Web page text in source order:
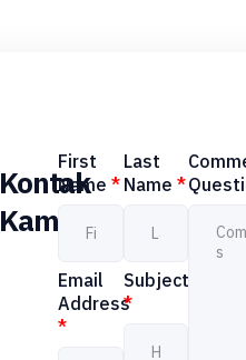
Kontak
Kami
First
Name *
Last
Name *
Email
Address
*
Subject
*